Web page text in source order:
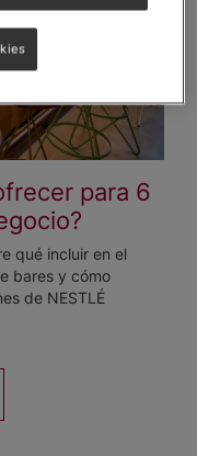
para 6
qué incluir en el
bares y cómo
de NESTLÉ